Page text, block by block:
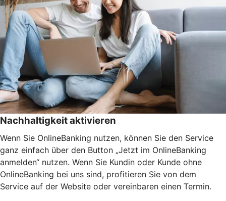
Nachhaltigkeit aktivieren
Wenn Sie OnlineBanking nutzen, können Sie den Service
ganz einfach über den Button „Jetzt im OnlineBanking
anmelden“ nutzen. Wenn Sie Kundin oder Kunde ohne
OnlineBanking bei uns sind, profitieren Sie von dem
Service auf der Website oder vereinbaren einen Termin.